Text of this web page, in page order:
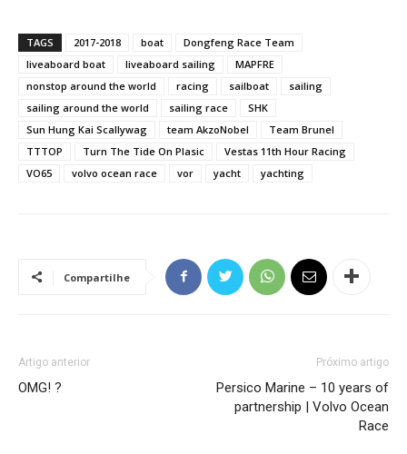
TAGS 2017-2018 boat
Dongfeng Race Team
liveaboard boat
liveaboard sailing
MAPFRE
nonstop around the world
racing sailboat
sailing
sailing around the world
sailing race
SHK
Sun Hung Kai Scallywag
team AkzoNobel
Team Brunel
TTTOP
Turn The Tide On Plasic
Vestas 11th Hour Racing
VO65
volvo ocean race vor yacht yachting
Compartilhe
Artigo anterior
OMG! ?
Próximo artigo
Persico Marine – 10 years of
partnership | Volvo Ocean
Race